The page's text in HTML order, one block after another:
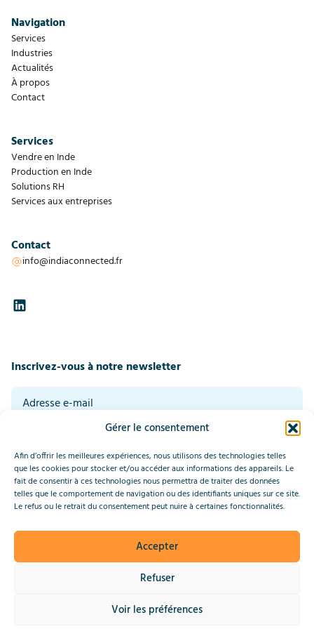
Gérer le consentement
Afin d’offrir les meilleures expériences, nous utilisons des technologies telles
que les cookies pour stocker et/ou accéder aux informations des appareils. Le
fait de consentir à ces technologies nous permettra de traiter des données
telles que le comportement de navigation ou des identifiants uniques sur ce site.
Le refus ou le retrait du consentement peut nuire à certaines fonctionnalités.
Accepter
Refuser
Voir les préférences
Navigation
Services
Industries
Actualités
À propos
Contact
Services
Vendre en Inde
Production en Inde
Solutions RH
Services aux entreprises
Contact
info@indiaconnected.fr
Inscrivez-vous à notre newsletter
En vous inscrivant, vous acceptez nos conditions générales. Consultez notre
politique de confidentialité en bas de cette page.*
Envoyer
This site is protected by reCAPTCHA and the GooglePrivacy Policy
andTerms of Serviceapply.